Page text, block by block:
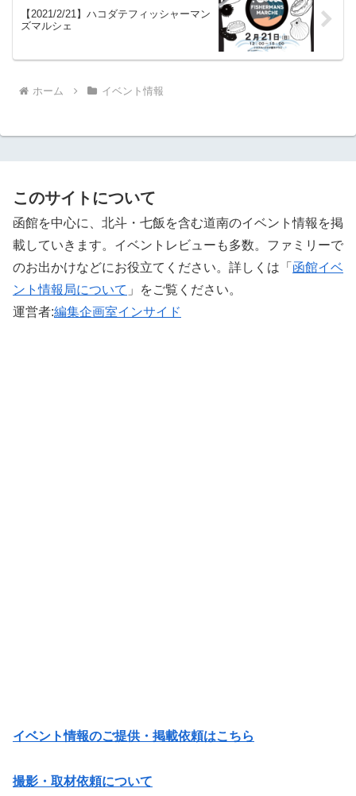
【2021/2/21】ハコダテフィッシャーマン
ズマルシェ
ホーム イベント情報
このサイトについて
函館を中心に、北斗・七飯を含む道南のイベント情報を掲
載していきます。イベントレビューも多数。ファミリーで
のお出かけなどにお役立てください。詳しくは「 函館イベ
ント情報局について 」をご覧ください。 ‎
運営者:編集企画室インサイド
イベント情報のご提供・掲載依頼はこちら
撮影・取材依頼について